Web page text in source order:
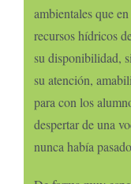
ambientales que
recursos hídricos
su disponibilidad,
su atención,
para con los
despertar de una
nunca había